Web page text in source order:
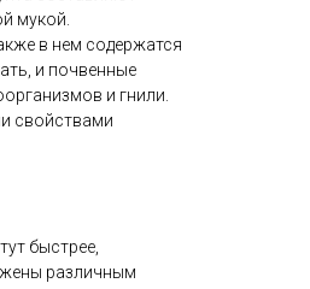
мукой.
в нем содержатся
и почвенные
и гнили.
свойствами
быстрее,
различным